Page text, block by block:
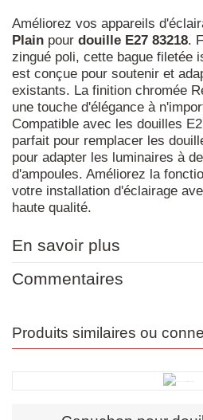
Améliorez vos appareils
Plain pour douille E27 83218.
zingué poli, cette bague filetée
est conçue pour soutenir et
existants. La finition chromée
une touche d'élégance à
Compatible avec les douilles
parfait pour remplacer les
pour adapter les luminaires à
d'ampoules. Améliorez la
votre installation d'éclairage
haute qualité.
En savoir plus
Commentaires
Produits similaires ou